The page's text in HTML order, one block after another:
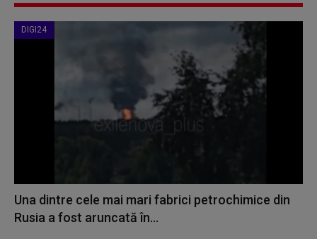
DIGI24
Una dintre cele mai mari fabrici petrochimice din
Rusia a fost aruncată în...